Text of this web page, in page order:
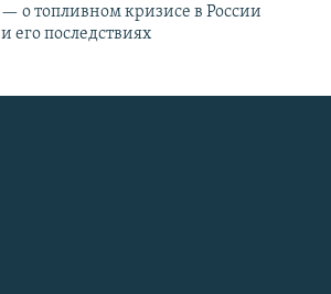
— о топливном кризисе в России
и его последствиях